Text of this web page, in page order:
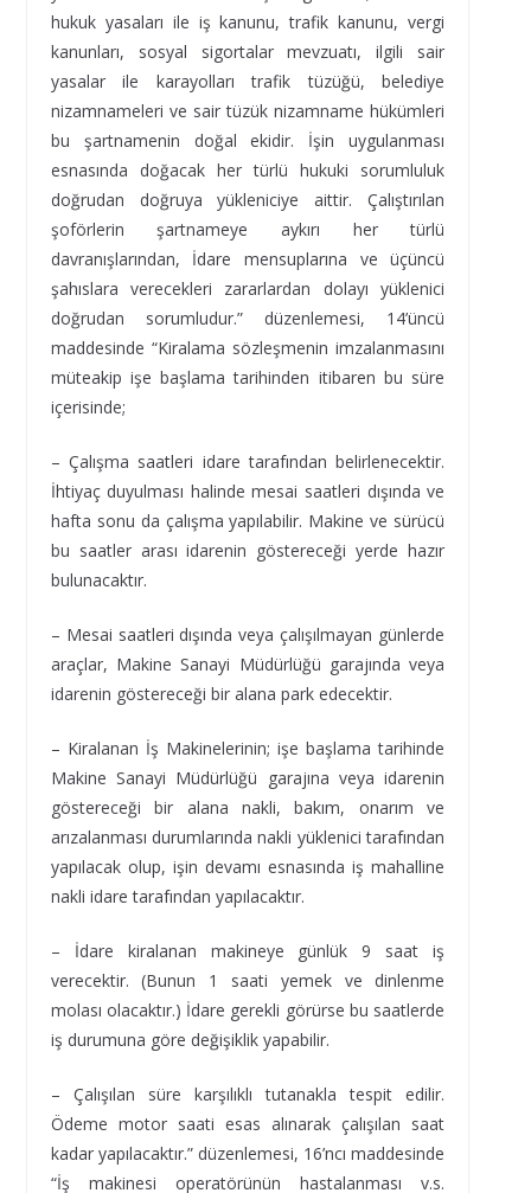
hukuk yasaları ile iş kanunu, trafik kanunu, vergi
kanunları, sosyal sigortalar mevzuatı, ilgili sair
yasalar ile karayolları trafik tüzüğü, belediye
nizamnameleri ve sair tüzük nizamname hükümleri
bu şartnamenin doğal ekidir. İşin uygulanması
esnasında doğacak her türlü hukuki sorumluluk
doğrudan doğruya yükleniciye aittir. Çalıştırılan
şoförlerin şartnameye aykırı her türlü
davranışlarından, İdare mensuplarına ve üçüncü
şahıslara verecekleri zararlardan dolayı yüklenici
doğrudan sorumludur.” düzenlemesi, 14’üncü
maddesinde “Kiralama sözleşmenin imzalanmasını
müteakip işe başlama tarihinden itibaren bu süre
içerisinde;
– Çalışma saatleri idare tarafından belirlenecektir.
İhtiyaç duyulması halinde mesai saatleri dışında ve
hafta sonu da çalışma yapılabilir. Makine ve sürücü
bu saatler arası idarenin göstereceği yerde hazır
bulunacaktır.
– Mesai saatleri dışında veya çalışılmayan günlerde
araçlar, Makine Sanayi Müdürlüğü garajında veya
idarenin göstereceği bir alana park edecektir.
– Kiralanan İş Makinelerinin; işe başlama tarihinde
Makine Sanayi Müdürlüğü garajına veya idarenin
göstereceği bir alana nakli, bakım, onarım ve
arızalanması durumlarında nakli yüklenici tarafından
yapılacak olup, işin devamı esnasında iş mahalline
nakli idare tarafından yapılacaktır.
– İdare kiralanan makineye günlük 9 saat iş
verecektir. (Bunun 1 saati yemek ve dinlenme
molası olacaktır.) İdare gerekli görürse bu saatlerde
iş durumuna göre değişiklik yapabilir.
– Çalışılan süre karşılıklı tutanakla tespit edilir.
Ödeme motor saati esas alınarak çalışılan saat
kadar yapılacaktır.” düzenlemesi, 16’ncı maddesinde
“İş makinesi operatörünün hastalanması v.s.